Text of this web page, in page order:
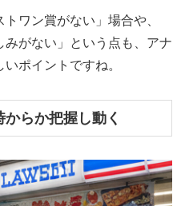
ワン賞がない」場合や、
みがない」という点も、アナ
ポイントですね。
らか把握し動く